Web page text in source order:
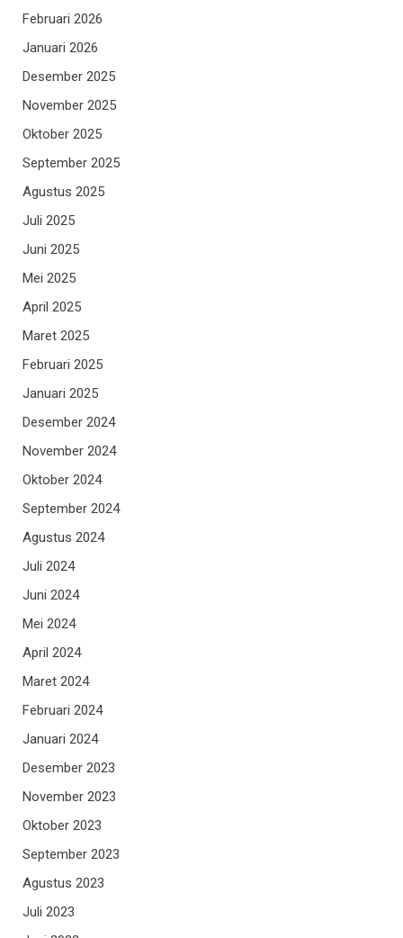
Februari 2026
Januari 2026
Desember 2025
November 2025
Oktober 2025
September 2025
Agustus 2025
Juli 2025
Juni 2025
Mei 2025
April 2025
Maret 2025
Februari 2025
Januari 2025
Desember 2024
November 2024
Oktober 2024
September 2024
Agustus 2024
Juli 2024
Juni 2024
Mei 2024
April 2024
Maret 2024
Februari 2024
Januari 2024
Desember 2023
November 2023
Oktober 2023
September 2023
Agustus 2023
Juli 2023